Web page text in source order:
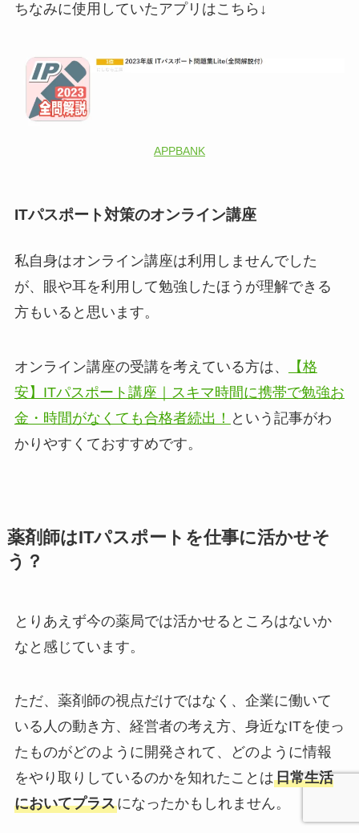
ちなみに使用していたアプリはこちら↓
APPBANK
ITパスポート対策のオンライン講座
私自身はオンライン講座は利用しませんでした
が、眼や耳を利用して勉強したほうが理解できる
方もいると思います。
オンライン講座の受講を考えている方は、
【格
安】ITパスポート講座｜スキマ時間に携帯で勉強お
金・時間がなくても合格者続出！ という記事がわ
かりやすくておすすめです。
薬剤師はITパスポートを仕事に活かせそ
う？
とりあえず今の薬局では活かせるところはないか
なと感じています。
ただ、薬剤師の視点だけではなく、企業に働いて
いる人の動き方、経営者の考え方、身近なITを使っ
たものがどのように開発されて、どのように情報
をやり取りしているのかを知れたことは日常生活
においてプラスになったかも しれません。